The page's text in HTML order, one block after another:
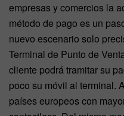
empresas y comercios la
método de pago es un
nuevo escenario solo
Terminal de Punto de
cliente podrá tramitar su
poco su móvil al terminal.
países europeos con